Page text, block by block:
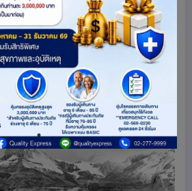
ยุโรป share
ดูโปรแกรมทัวร์